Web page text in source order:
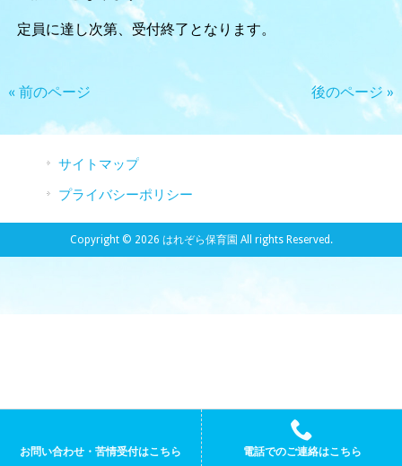
定員に達し次第、受付終了となります。
« 前のページ 後のページ »
サイトマップ
プライバシーポリシー
Copyright © 2026 はれぞら保育園 All rights Reserved.
お問い合わせ・苦情受付はこちら 電話でのご連絡はこちら